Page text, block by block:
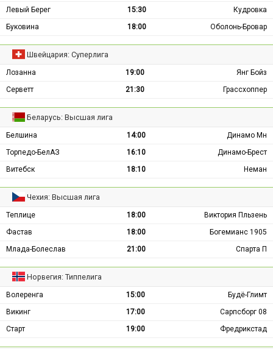
Левый Берег
15:30
Кудровка
Буковина
18:00 Оболонь-Бровар
Швейцария: Суперлига
Лозанна 19:00
Янг Бойз
Серветт
21:30 Грассхоппер
Беларусь: Высшая лига
Белшина 14:00
Динамо Мн
Торпедо-БелАЗ
16:10
Динамо-Брест
Витебск
18:10 Неман
Чехия: Высшая лига
Теплице 18:00
Виктория Пльзень
Фастав
18:00
Богемианс 1905
Млада-Болеслав
21:00 Спарта П
Норвегия: Типпелига
Волеренга 15:00
Будё-Глимт
Викинг
17:00
Сарпсборг 08
Старт
19:00 Фредрикстад